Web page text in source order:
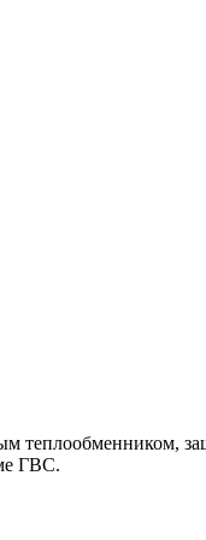
теплообменником,
ГВС.